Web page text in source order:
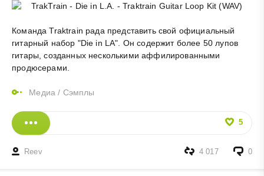
Команда Traktrain рада представить свой официальный
гитарный набор "Die in LA". Он содержит более 50 лупов
гитары, созданных несколькими аффилированными
продюсерами.
Медиа / Сэмплы
5
Reev 0
4 017